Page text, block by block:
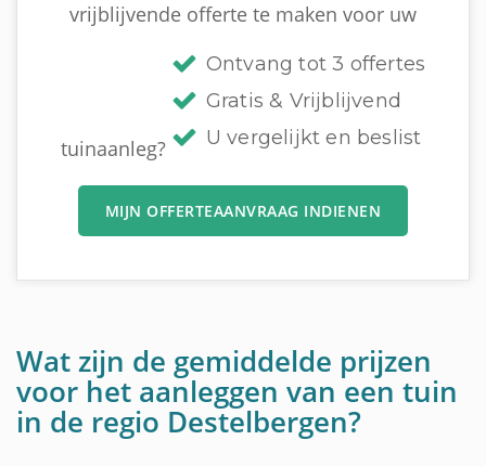
vrijblijvende offerte te maken voor uw
tuinaanleg?
Ontvang tot 3 offertes
Gratis & Vrijblijvend
U vergelijkt en beslist
MIJN OFFERTEAANVRAAG INDIENEN
Wat zijn de gemiddelde prijzen
voor het aanleggen van een tuin
in de regio Destelbergen?